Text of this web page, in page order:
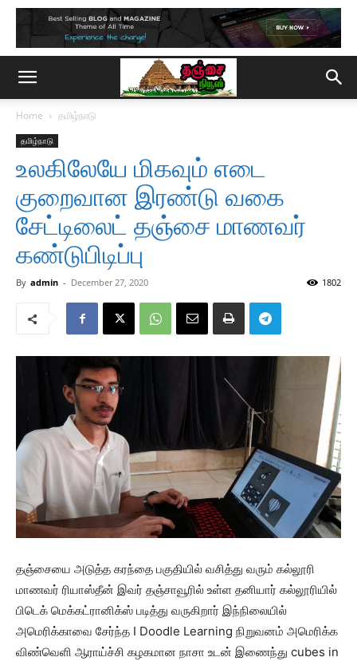
Home தமிழ்நாடு
தமிழ்நாடு
உலகிலேயே மிகவும் எடை
குறைவான இரண்டு வகை
சேட்டிலைட் தஞ்சை மாணவர்
கண்டுபிடிப்பு
By admin - December 27, 2020 1802
தஞ்சையை அடுத்த கரந்தை பகுதியில் வசித்து வரும் கல்லூரி
மாணவர் ரியாஸ்தீன் இவர் தஞ்சாவூரில் உள்ள தனியார் கல்லூரியில்
பிடெக் மெக்கட்ரானிக்ஸ் படித்து வருகிறார் இந்நிலையில்
அமெரிக்காவை சேர்ந்த I Doodle Learning நிறுவனம் அமெரிக்க
விண்வெளி ஆராய்ச்சி கழகமான நாசா உடன் இணைந்து cubes in